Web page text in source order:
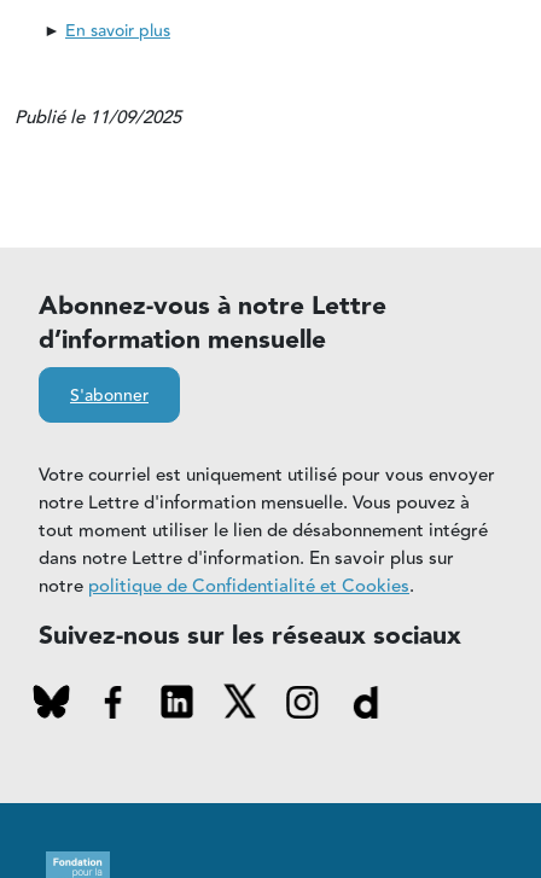
► En savoir plus
Publié le 11/09/2025
Abonnez-vous à notre Lettre
d’information mensuelle
S'abonner
Votre courriel est uniquement utilisé pour vous envoyer
notre Lettre d'information mensuelle. Vous pouvez à
tout moment utiliser le lien de désabonnement intégré
dans notre Lettre d'information. En savoir plus sur
notre politique de Confidentialité et Cookies.
Suivez-nous sur les réseaux sociaux